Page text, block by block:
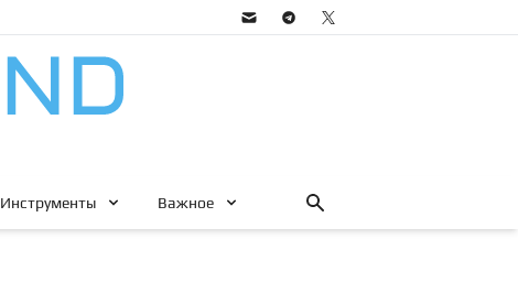
Инструменты Важное